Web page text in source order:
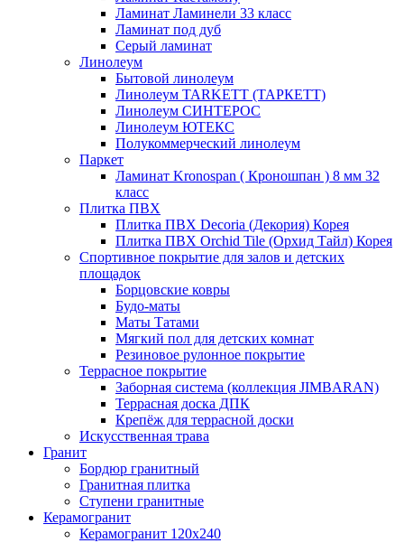
Ламинат Ламинели 33 класс
Ламинат под дуб
Серый ламинат
Линолеум
Бытовой линолеум
Линолеум TARKETT (ТАРКЕТТ)
Линолеум СИНТЕРОС
Линолеум ЮТЕКС
Полукоммерческий линолеум
Паркет
Ламинат Kronospan ( Кроношпан ) 8 мм 32
класс
Плитка ПВХ
Плитка ПВХ Decoria (Декория) Корея
Плитка ПВХ Orchid Tile (Орхид Тайл) Корея
Спортивное покрытие для залов и детских
площадок
Борцовские ковры
Будо-маты
Маты Татами
Мягкий пол для детских комнат
Резиновое рулонное покрытие
Террасное покрытие
Заборная система (коллекция JIMBARAN)
Террасная доска ДПК
Крепёж для террасной доски
Искусственная трава
Гранит
Бордюр гранитный
Гранитная плитка
Ступени гранитные
Керамогранит
Керамогранит 120х240